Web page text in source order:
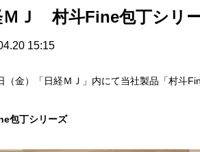
ＭＪ 村斗Fine包丁シリ
15:15
（金）「日経ＭＪ」内にて当社製品「村斗
包丁シリーズ